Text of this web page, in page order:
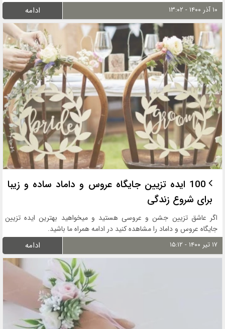
۱۰ آذر ۱۴۰۰ - ۱۳:۰۲ ادامه
100 ایده تزیین جایگاه عروس و داماد ساده و زیبا
برای شروع زندگی
اگر عاشق تزیین جشن و عروسی هستید و میخواهید بهترین ایده تزیین
جایگاه عروس و داماد را مشاهده کنید در ادامه همراه ما باشید.
۱۷ تیر ۱۴۰۰ - ۱۵:۱۲ ادامه